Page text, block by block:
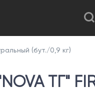
(бут./0,9 кг)
ТГ"